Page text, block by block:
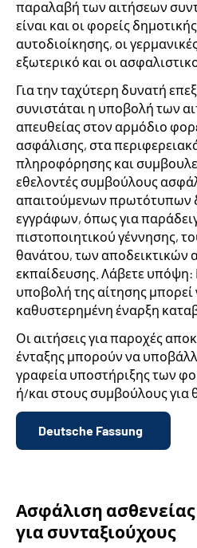
παραλαβή των αιτήσεων
είναι και οι φορείς
αυτοδιοίκησης, οι
εξωτερικό και οι
Για την ταχύτερη δυνατή
συνιστάται η υποβολή των
απευθείας στον αρμόδιο
ασφάλισης, στα
πληροφόρησης και
εθελοντές συμβούλους
απαιτούμενων πρωτότυπων
εγγράφων, όπως για
πιστοποιητικού γέννησης,
θανάτου, των αποδεικτικών
εκπαίδευσης. Λάβετε
υποβολή της αίτησης μπορεί
καθυστερημένη έναρξη
Οι αιτήσεις για παροχές
ένταξης μπορούν να
γραφεία υποστήριξης των
ή/και στους συμβούλους για
Deutsche Fassung
Ασφάλιση ασθενείας
για συνταξιούχους